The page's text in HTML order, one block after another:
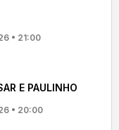
• 21:00
E PAULINHO
• 20:00